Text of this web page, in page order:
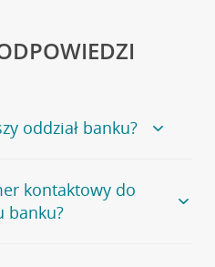
oddział banku?
banku, zapraszamy na
, na której znajduje się
kontaktowy do
banku?